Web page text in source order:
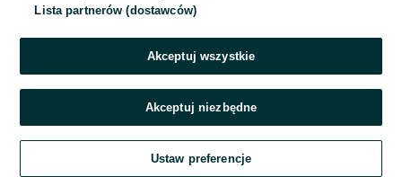
Lista partnerów (dostawców)
Akceptuj wszystkie
Akceptuj niezbędne
Ustaw preferencje